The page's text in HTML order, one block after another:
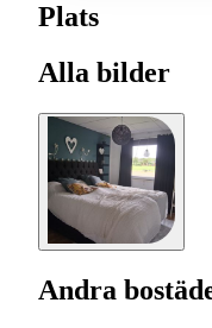
Plats
Alla bilder
Andra